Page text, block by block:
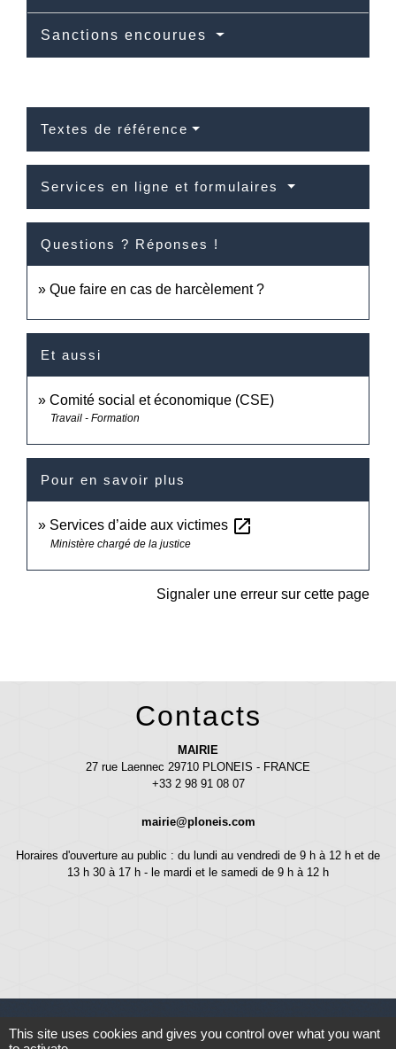
Sanctions encourues
Textes de référence
Services en ligne et formulaires
Questions ? Réponses !
Que faire en cas de harcèlement ?
Et aussi
Comité social et économique (CSE)
Travail - Formation
Pour en savoir plus
Services d’aide aux victimes open_in_new
Ministère chargé de la justice
Signaler une erreur sur cette page
Contacts
MAIRIE
27 rue Laennec 29710 PLONEIS - FRANCE
+33 2 98 91 08 07
mairie@ploneis.com
Horaires d'ouverture au public : du lundi au vendredi de 9 h à 12 h et de
13 h 30 à 17 h - le mardi et le samedi de 9 h à 12 h
This site uses cookies and gives you control over what you want